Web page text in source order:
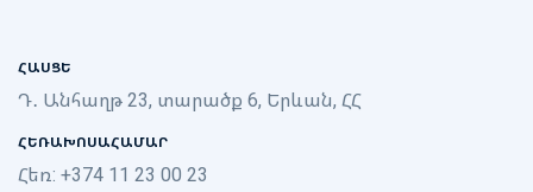
ՀԱՍՑԵ
Դ․ Անհաղթ 23, տարածք 6, Երևան, ՀՀ
ՀԵՌԱԽՈՍԱՀԱՄԱՐ
Հեռ: +374 11 23 00 23